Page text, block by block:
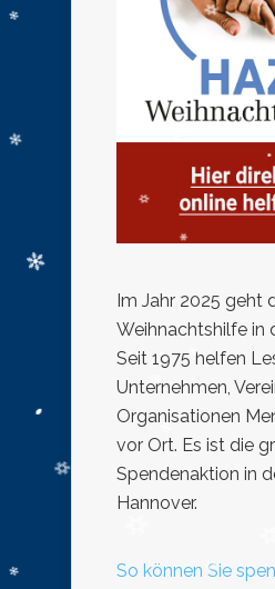
Im Jahr 2025 geht
Weihnachtshilfe in
Seit 1975 helfen
Unternehmen,
Organisationen
vor Ort. Es ist die
Spendenaktion in
Hannover.
So können Sie